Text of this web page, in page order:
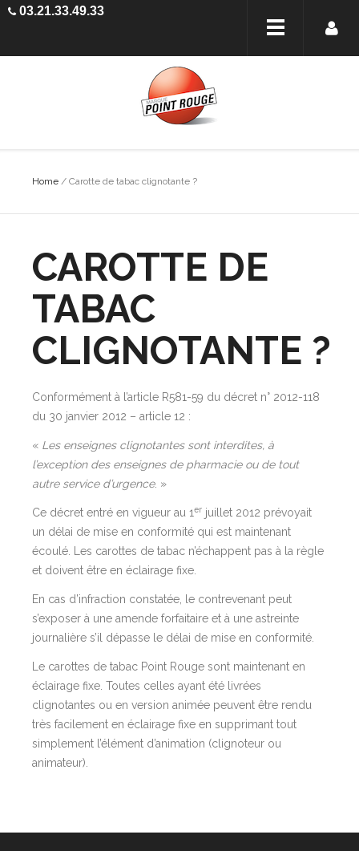
03.21.33.49.33
Home / Carotte de tabac clignotante ?
CAROTTE DE
TABAC
CLIGNOTANTE ?
Conformément à l’article R581-59 du décret n° 2012-118
du 30 janvier 2012 – article 12 :
« Les enseignes clignotantes sont interdites, à
l’exception des enseignes de pharmacie ou de tout
autre service d’urgence. »
Ce décret entré en vigueur au 1er juillet 2012 prévoyait
un délai de mise en conformité qui est maintenant
écoulé. Les carottes de tabac n’échappent pas à la règle
et doivent être en éclairage fixe.
En cas d’infraction constatée, le contrevenant peut
s’exposer à une amende forfaitaire et à une astreinte
journalière s’il dépasse le délai de mise en conformité.
Le carottes de tabac Point Rouge sont maintenant en
éclairage fixe. Toutes celles ayant été livrées
clignotantes ou en version animée peuvent être rendu
très facilement en éclairage fixe en supprimant tout
simplement l’élément d’animation (clignoteur ou
animateur).